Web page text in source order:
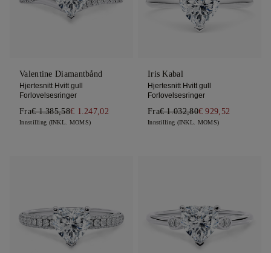
Valentine Diamantbånd
Hjertesnitt Hvitt gull
Forlovelsesringer
Fra€ 1.385,58€ 1.247,02
Innstilling (INKL. MOMS)
Iris Kabal
Hjertesnitt Hvitt gull
Forlovelsesringer
Fra€ 1.032,80€ 929,52
Innstilling (INKL. MOMS)